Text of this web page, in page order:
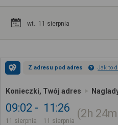
wt.. 11 sierpnia
Z adresu pod adres Jak to
Konieczki, Twój adres
09:02
11 sierpnia
11:26
11 sierpnia
2h